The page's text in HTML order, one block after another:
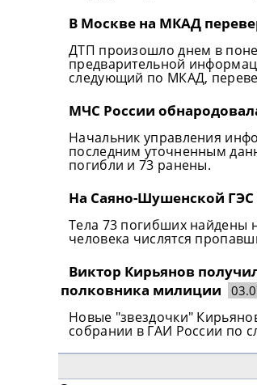
В Москве на МКАД
ДТП произошло днем в
предварительной
следующий по МКАД,
МЧС России
Начальник управления
последним уточненным
погибли и 73 ранены.
На Саяно-Шушенской ГЭС
Тела 73 погибших найдены
человека числятся
Виктор Кирьянов
полковника милиции
Новые "звездочки"
собрании в ГАИ России по